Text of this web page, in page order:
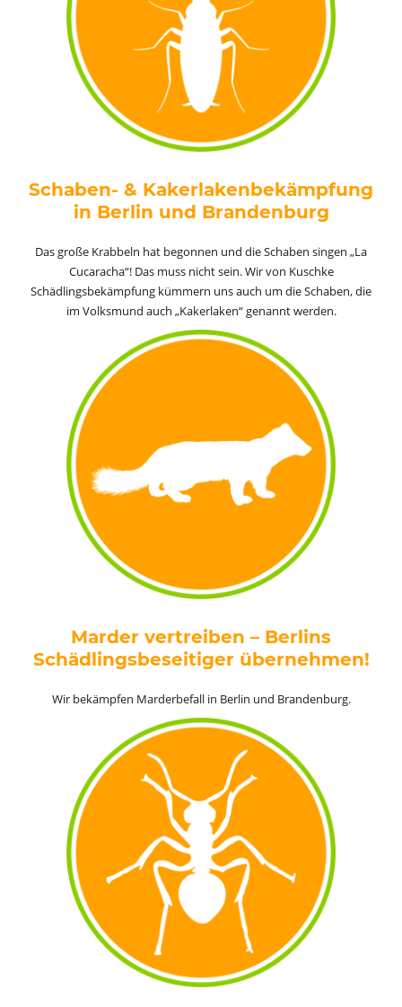
Schaben- & Kakerlakenbekämpfung
in Berlin und Brandenburg
Das große Krabbeln hat begonnen und dieSchaben singen „La
Cucaracha“! Das muss nicht sein. Wir von Kuschke
Schädlingsbekämpfung kümmern uns auch um die Schaben, die
im Volksmund auch „Kakerlaken“ genannt werden.
Marder vertreiben – Berlins
Schädlingsbeseitiger übernehmen!
Wir bekämpfen Marderbefall in Berlin und Brandenburg.